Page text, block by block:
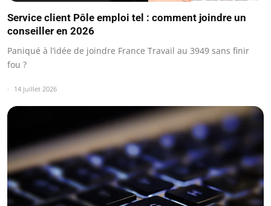
Service client Pôle emploi tel : comment joindre un
conseiller en 2026
Paniqué à l’idée de joindre France Travail au 3949 sans finir
fou ?
14 juillet 2026